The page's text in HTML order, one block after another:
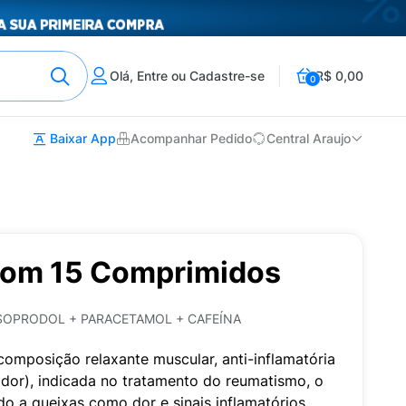
Olá, Entre ou Cadastre-se 0R$ 0,00
Baixar App Acompanhar Pedido Central Araujo
15 Comprimidos
+ PARACETAMOL + CAFEÍNA
relaxante muscular, anti-inflamatória
indicada no tratamento do reumatismo, o
a queixas como dor e sinais inflamatórios,